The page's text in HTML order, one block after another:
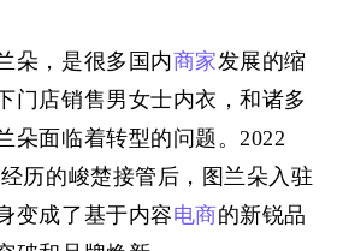
，是很多国内商家发展的缩
门店销售男女士内衣，和诸多
朵面临着转型的问题。2022
历的峻楚接管后，图兰朵入驻
变成了基于内容电商的新锐品